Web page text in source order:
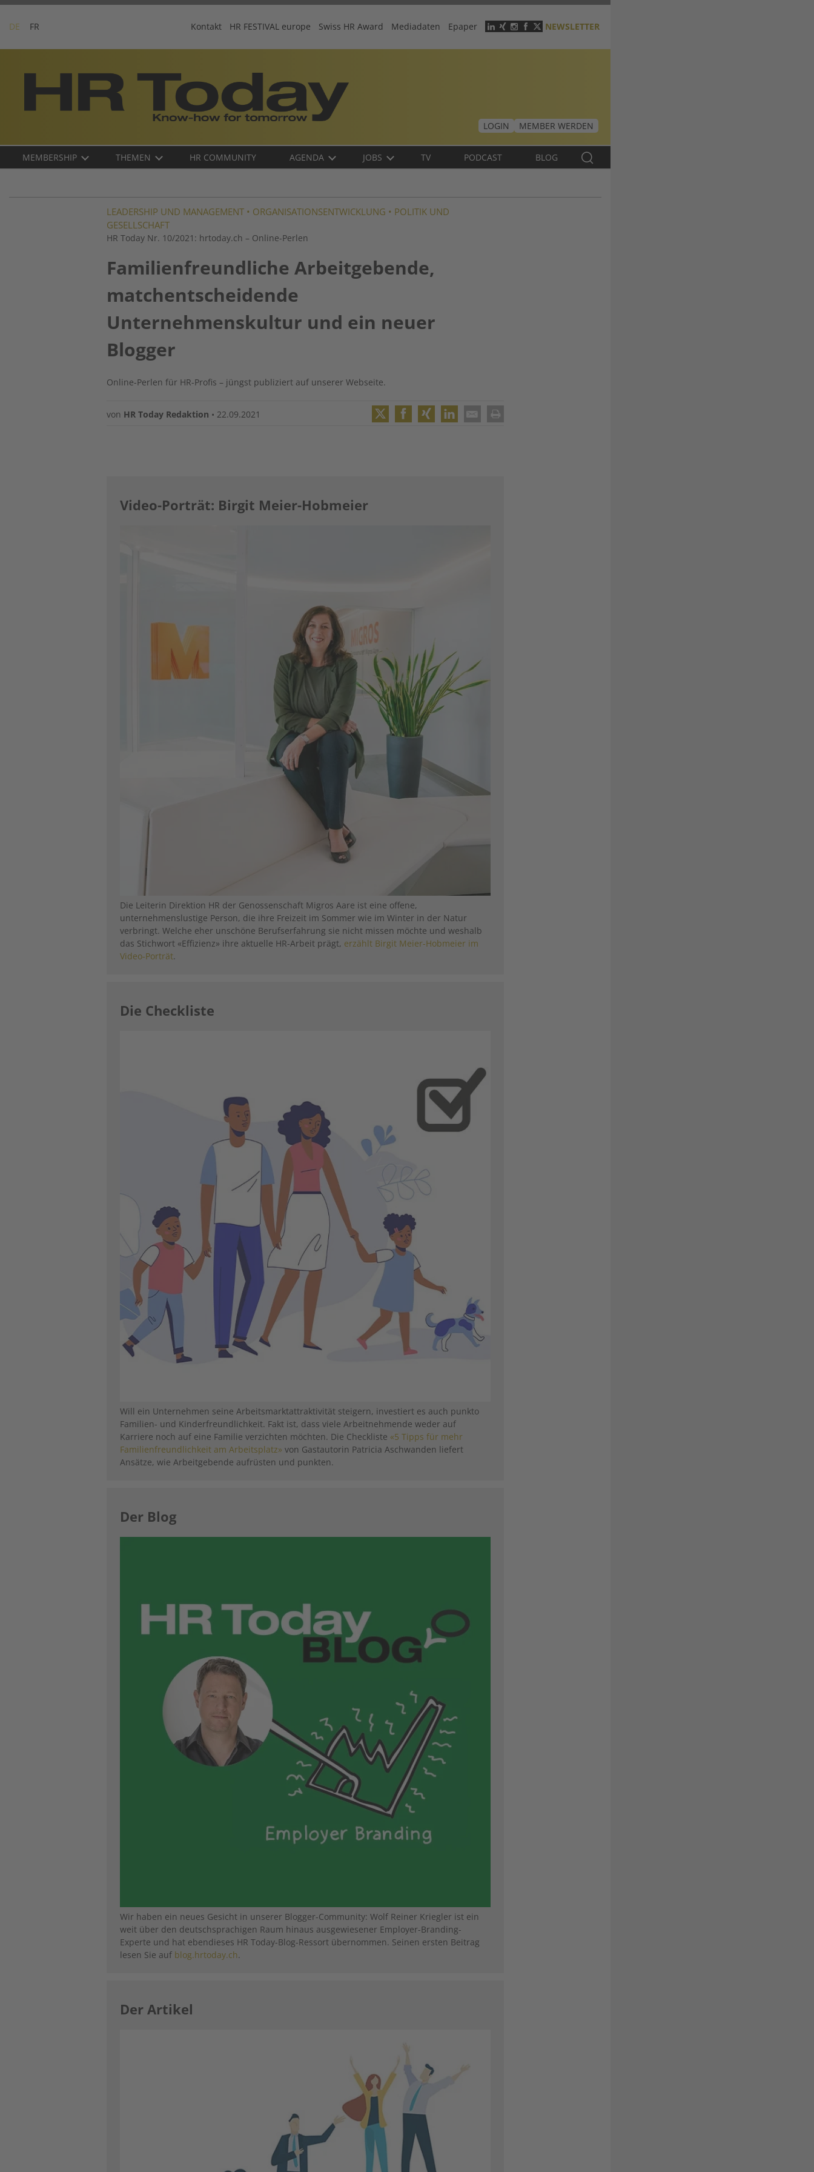
Skip
content
DE FR
Header
menu
Kontakt HR FESTIVAL europe Swiss HR Award Mediadaten Epaper NEWSLETTER
LOGIN
MEMBER WERDEN
Main
DE
MEMBERSHIP THEMEN HR COMMUNITY AGENDA JOBS TV PODCAST BLOG
LEADERSHIP UND MANAGEMENT • ORGANISATIONSENTWICKLUNG • POLITIK UND
GESELLSCHAFT
HR Today Nr. 10/2021: hrtoday.ch – Online-Perlen
Familienfreundliche Arbeitgebende,
matchentscheidende
Unternehmenskultur und ein neuer
Blogger
Online-Perlen für HR-Profis – jüngst publiziert auf unserer Webseite.
von HR Today Redaktion • 22.09.2021
Video-Porträt: Birgit Meier-Hobmeier
Die Leiterin Direktion HR der Genossenschaft Migros Aare ist eine offene,
unternehmenslustige Person, die ihre Freizeit im Sommer wie im Winter in der Natur
verbringt. Welche eher unschöne Berufserfahrung sie nicht missen möchte und weshalb
das Stichwort «Effizienz» ihre aktuelle HR-Arbeit prägt, erzählt Birgit Meier-Hobmeier im
Video-Porträt.
Die Checkliste
Will ein Unternehmen seine Arbeitsmarktattraktivität steigern, investiert es auch punkto
Familien- und Kinderfreundlichkeit. Fakt ist, dass viele Arbeitnehmende weder auf
Karriere noch auf eine Familie verzichten möchten. Die Checkliste «5 Tipps für mehr
Familienfreundlichkeit am Arbeitsplatz» von Gastautorin Patricia Aschwanden liefert
Ansätze, wie Arbeitgebende aufrüsten und punkten.
Der Blog
Wir haben ein neues Gesicht in unserer Blogger-Community: Wolf Reiner Kriegler ist ein
weit über den deutschsprachigen Raum hinaus ausgewiesener Employer-Branding-
Experte und hat ebendieses HR Today-Blog-Ressort übernommen. Seinen ersten Beitrag
lesen Sie auf blog.hrtoday.ch.
Der Artikel